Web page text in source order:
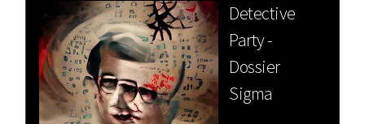
Detective
Party -
Dossier
Sigma